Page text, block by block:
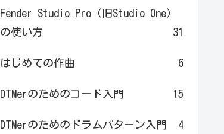
Fender Studio Pro（旧Studio One）
の使い方
31
はじめての作曲 6
DTMerのためのコード入門 15
DTMerのためのドラムパターン入門 4